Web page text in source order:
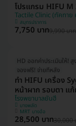
โปรแกรม HIFU
Tactile Clinic (ทัคทาย
สมุทรปราการ
7,750 บาท9,990 บาท
จองฟรี! จ่ายทีหลัง
ทำ HIFU เครื่อง
หน้าผาก รอบตา แ
โรงพยาบาลยันฮี
บางพลัด
MRT บางอ้อ
28,500 บาท30,000